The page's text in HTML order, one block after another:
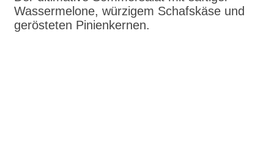
Wassermelone, würzigem Schafskäse und
gerösteten Pinienkernen.